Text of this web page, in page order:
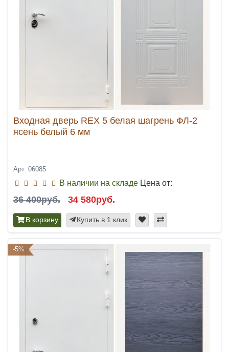
Входная дверь REX 5 белая шагрень ФЛ-2
ясень белый 6 мм
Арт. 06085
В наличии на складе Цена от:
36 400руб. 34 580руб.
В корзину Купить в 1 клик
-5%